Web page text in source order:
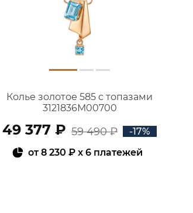
Колье золотое 585 с топазами
3121836М00700
49 377 ₽ 59 490 ₽
-17%
от8 230 ₽x 6 платежей